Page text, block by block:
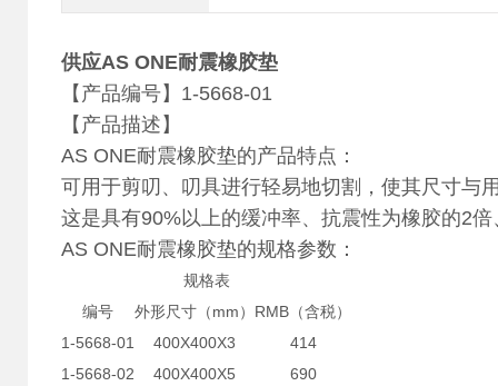
供应AS ONE耐震橡胶垫
【产品编号】1-5668-01
【产品描述】
AS ONE耐震橡胶垫的产品特点：
可用于剪叨、叨具进行轻易地切割，使其尺寸与
这是具有90%以上的缓冲率、抗震性为橡胶的2
AS ONE耐震橡胶垫的规格参数：
规格表
编号
外形尺寸（mm） RMB（含税）
1-5668-01
400X400X3
414
1-5668-02
400X400X5 690